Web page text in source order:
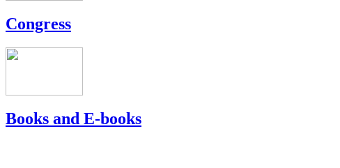
Congress
Books and E-books